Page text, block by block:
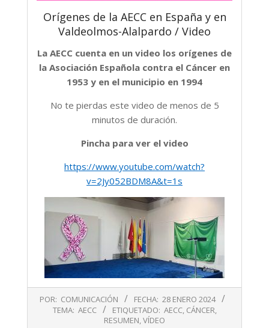
Orígenes de la AECC en España y en
Valdeolmos-Alalpardo / Video
La AECC cuenta en un video los orígenes de
la Asociación Española contra el Cáncer en
1953 y en el municipio en 1994
No te pierdas este video de menos de 5
minutos de duración.
Pincha para ver el video
https://www.youtube.com/watch?
v=2Jy052BDM8A&t=1s
01-
POR: COMUNICACIÓN FECHA: 28 ENERO 2024
TEMA: AECC ETIQUETADO: AECC, CÁNCER,
RESUMEN,VÍDEO